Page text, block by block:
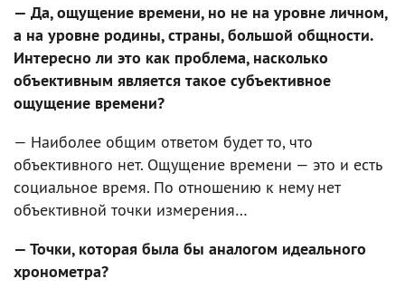
— Да, ощущение времени, но не на уровне личном,
а на уровне родины, страны, большой общности.
Интересно ли это как проблема, насколько
объективным является такое субъективное
ощущение времени?
— Наиболее общим ответом будет то, что
объективного нет. Ощущение времени — это и есть
социальное время. По отношению к нему нет
объективной точки измерения…
— Точки, которая была бы аналогом идеального
хронометра?